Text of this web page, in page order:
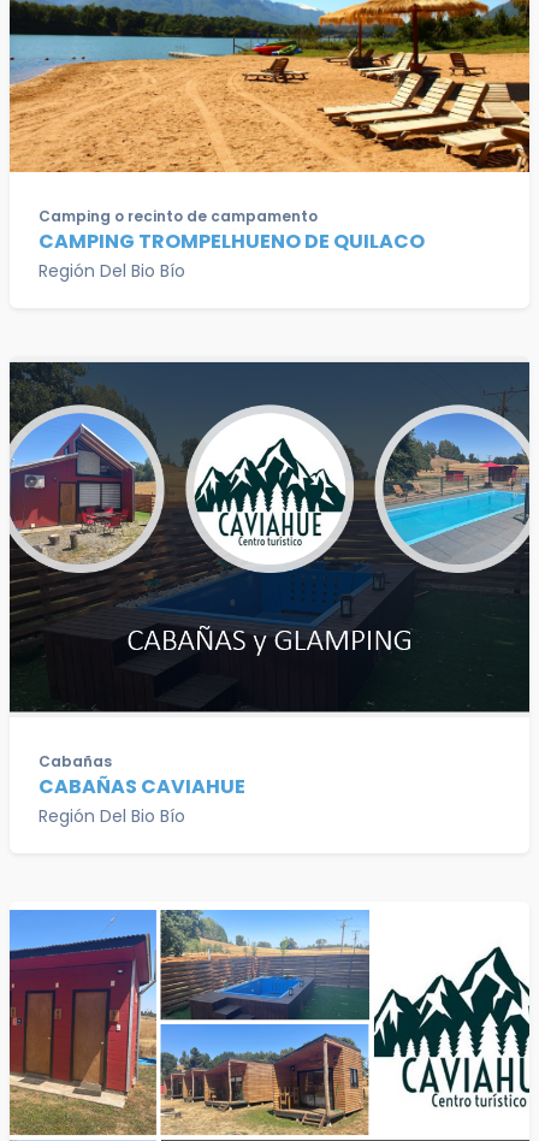
Camping o recinto de campamento
CAMPING TROMPELHUENO DE QUILACO
Región Del Bio Bío
Cabañas
CABAÑAS CAVIAHUE
Región Del Bio Bío